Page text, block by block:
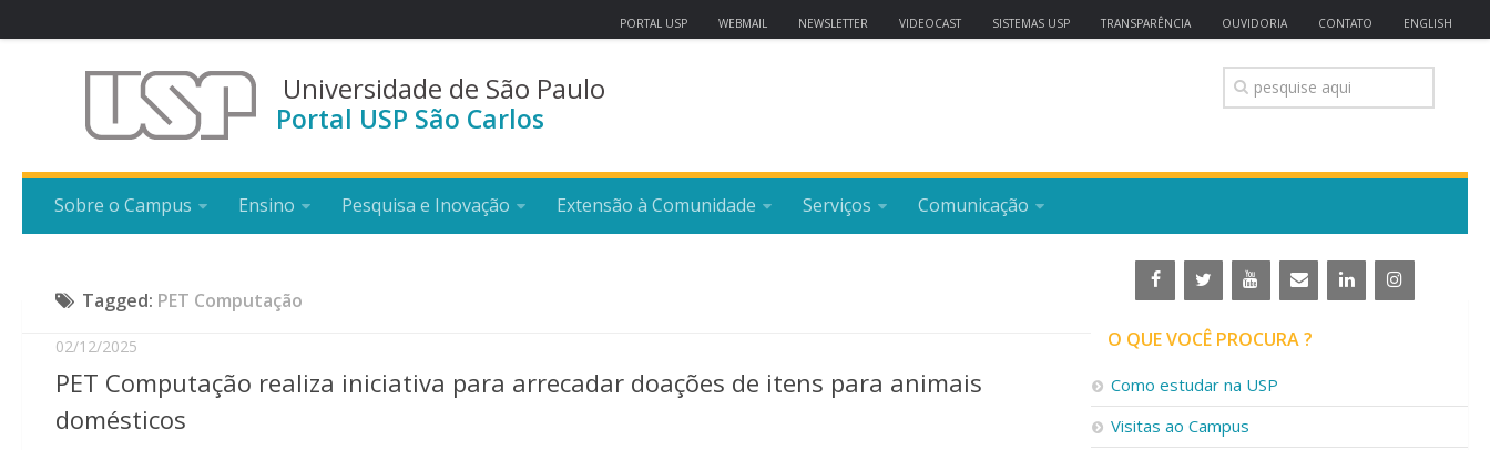
PORTAL USP WEBMAIL NEWSLETTER VIDEOCAST SISTEMAS USP TRANSPARÊNCIA OUVIDORIA CONTATO ENGLISH
Universidade de São Paulo
Portal USP São Carlos
Sobre o Campus Ensino Pesquisa e Inovação Extensão à Comunidade Serviços Comunicação
Tagged: PET Computação
02/12/2025
PET Computação realiza iniciativa para arrecadar doações de itens para animais
domésticos
O QUE VOCÊ PROCURA ?
Como estudar na USP
Visitas ao Campus